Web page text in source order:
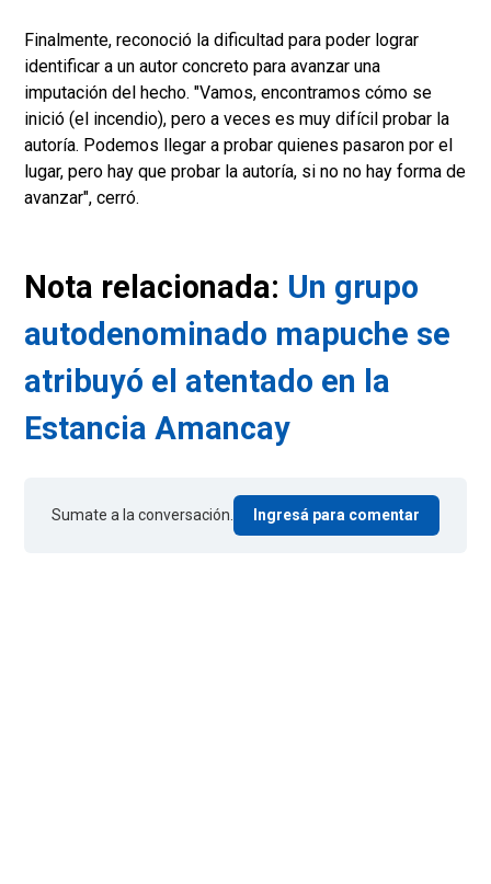
Finalmente, reconoció la dificultad para poder lograr
identificar a un autor concreto para avanzar una
imputación del hecho. "Vamos, encontramos cómo se
inició (el incendio), pero a veces es muy difícil probar la
autoría. Podemos llegar a probar quienes pasaron por el
lugar, pero hay que probar la autoría, si no no hay forma de
avanzar", cerró.
Nota relacionada: Un grupo
autodenominado mapuche se
atribuyó el atentado en la
Estancia Amancay
Sumate a la conversación. Ingresá para comentar